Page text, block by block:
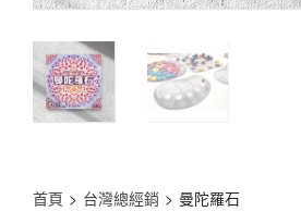
首頁 > 台灣總經銷 > 曼陀羅石